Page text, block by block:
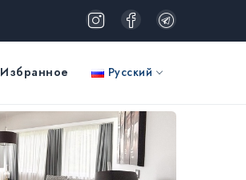
Избранное Русский